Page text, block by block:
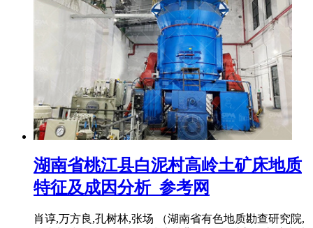
湖南省桃江县白泥村高岭土矿床地质
特征及成因分析_参考网
肖谆,万方良,孔树林,张场 （湖南省有色地质勘查研究院,